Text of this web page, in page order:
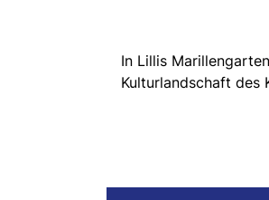
In Lillis
Kulturlandschaft des